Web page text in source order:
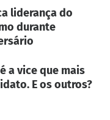
liderança do
durante
a vice que mais
E os outros?